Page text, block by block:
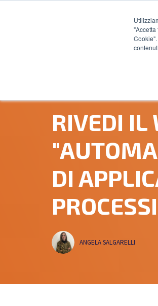
RIVEDI IL
DI
ANGELA SALGARELLI